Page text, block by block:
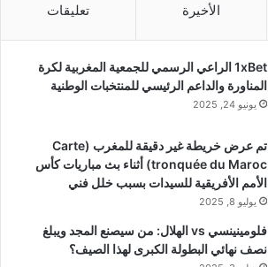
الأخيرة تعليقات
1xBet الراعي الرسمي للجمعية المغربية لكرة
المناورة والداعم الرئيسي للمنتخبات الوطنية
يونيو 24, 2025
تم عرض خريطة غير دقيقة للمغرب (Carte
tronquée du Maroc) أثناء بث مباريات كأس
الأمم الأفريقية للسيدات بسبب خلل فني
يوليو 8, 2025
فلومينينسي vs الهلال: من سيصنع المجد ويبلغ
نصف نهائي البطولة الكبرى لهذا الصيف؟